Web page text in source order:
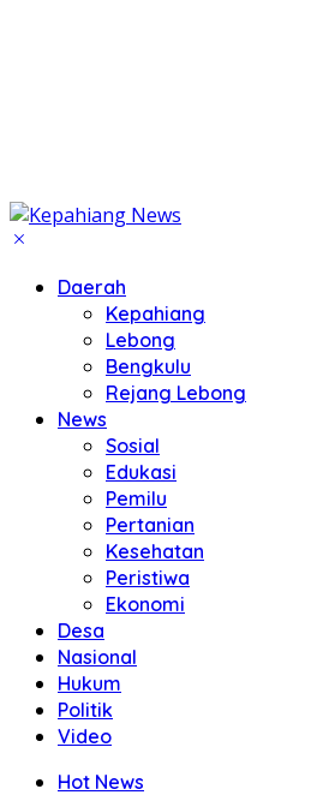
Daerah
Kepahiang
Lebong
Bengkulu
Rejang Lebong
News
Sosial
Edukasi
Pemilu
Pertanian
Kesehatan
Peristiwa
Ekonomi
Desa
Nasional
Hukum
Politik
Video
Hot News